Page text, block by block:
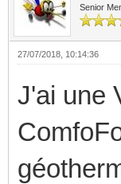
Senior
27/07/2018, 10:14:36
J'ai une